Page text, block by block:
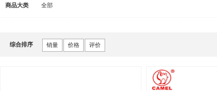
商品大类 全部
综合排序 销量 价格 评价